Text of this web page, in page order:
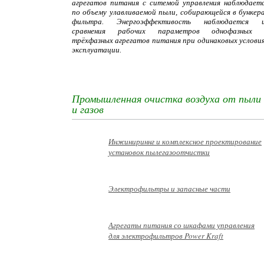
агрегатов питания с ситемой управления
по объему улавливаемой пыли, собирающейся в
фильтра. Энергоэффективость наблюдается
сравнения рабочих параметров однофазных
трёхфазных агрегатов питания при одинаковых
эксплуатации.
Промышленная очистка воздуха от пыли
и газов
Инжинириннг и комплексное проектирование
установок пылегазоотчистки
Электрофильтры и запасные части
Агрегаты питания со шкафами управления
для электрофильтров Power Kraft